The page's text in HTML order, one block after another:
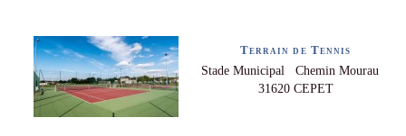
Terrain de Tennis
Stade Municipal Chemin Mourau
31620 CEPET